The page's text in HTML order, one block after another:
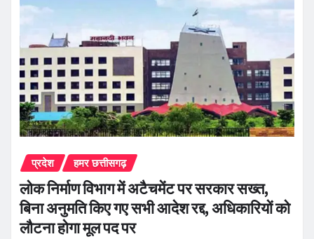
प्रदेश हमर छत्तीसगढ़
लोक निर्माण विभाग में अटैचमेंट पर सरकार सख्त,
बिना अनुमति किए गए सभी आदेश रद्द, अधिकारियों को
लौटना होगा मूल पद पर